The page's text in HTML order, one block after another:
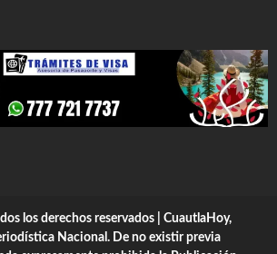
los derechos reservados | CuautlaHoy,
Nacional. De no existir previa